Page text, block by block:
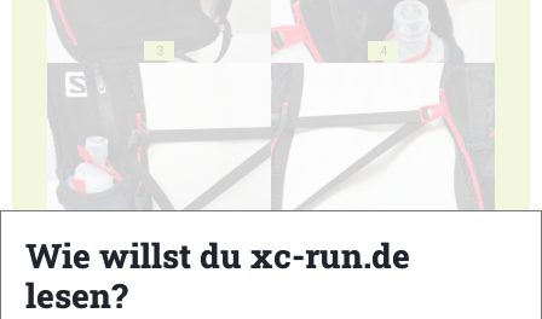
3 4
Wie willst du xc-run.de
lesen?